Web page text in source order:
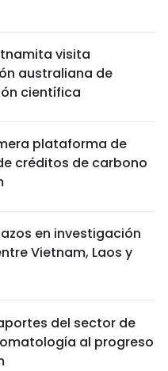
SOMOS?visita
australiana de
científica
plataforma de
créditos de carbono
en investigación
Vietnam, Laos y
del sector de
al progreso